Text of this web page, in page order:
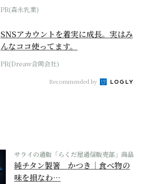
PR(森永乳業)
SNSアカウントを着実に成長。実はみ
んなココ使ってます。
PR(Dreaw合同会社)
Recommended by
サライの通販「らくだ屋通信販売部」商品
純チタン製箸 かつき｜食べ物の
味を損なわ…